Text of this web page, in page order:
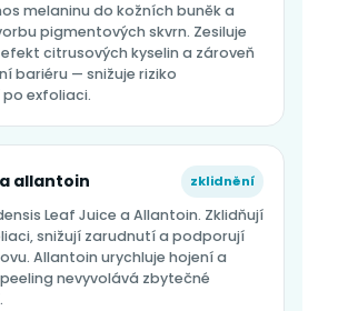
melaninu do kožních buněk a
pigmentových skvrn. Zesiluje
citrusových kyselin a zároveň
bariéru — snižuje riziko
exfoliaci.
allantoin zklidnění
Leaf Juice a Allantoin. Zklidňují
snižují zarudnutí a podporují
Allantoin urychluje hojení a
nevyvolává zbytečné